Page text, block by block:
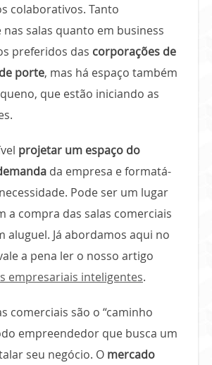
colaborativos. Tanto
salas quanto em business
preferidos das corporações de
porte, mas há espaço também
que estão iniciando as
projetar um espaço do
da empresa e formatá-
Pode ser um lugar
a compra das salas comerciais
aluguel. Já abordamos aqui no
a pena ler o nosso artigo
empresariais inteligentes.
comerciais são o “caminho
empreendedor que busca um
seu negócio. O mercado